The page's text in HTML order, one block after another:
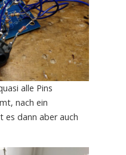
alle Pins
nach ein
es dann aber auch